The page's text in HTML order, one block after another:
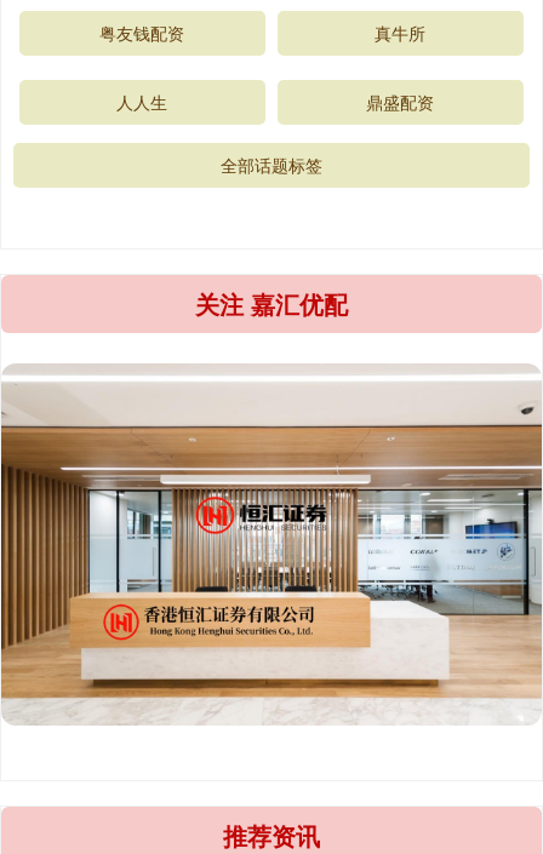
粤友钱配资 真牛所
人人生 鼎盛配资
全部话题标签
关注 嘉汇优配
推荐资讯